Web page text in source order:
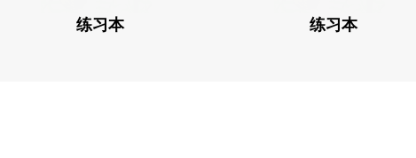
练习本 练习本